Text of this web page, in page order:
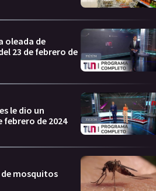
oleada de
23 de febrero de
le dio un
febrero de 2024
mosquitos